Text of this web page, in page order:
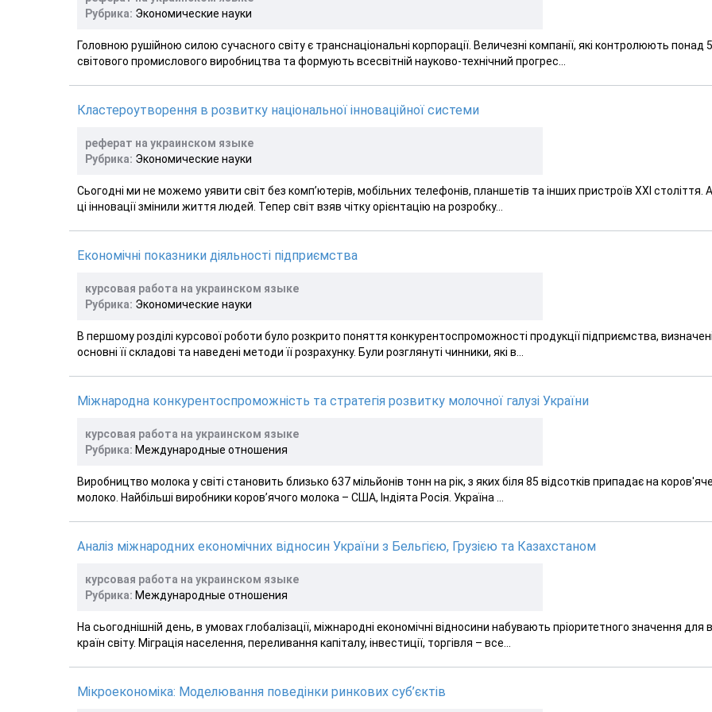
Рубрика: Экономические науки
Головною рушійною силою сучасного світу є транснаціональні корпорації. Величезні компанії, які контролюють понад
світового промислового виробництва та формують всесвітній науково-технічний прогрес...
Кластероутворення в розвитку національної інноваційної системи
реферат на украинском языке
Рубрика: Экономические науки
Сьогодні ми не можемо уявити світ без комп’ютерів, мобільних телефонів, планшетів та інших пристроїв ХХІ століття.
ці інновації змінили життя людей. Тепер світ взяв чітку орієнтацію на розробку...
Економічні показники діяльності підприємства
курсовая работа на украинском языке
Рубрика: Экономические науки
В першому розділі курсової роботи було розкрито поняття конкурентоспроможності продукції підприємства, визначені
основні її складові та наведені методи її розрахунку. Були розглянуті чинники, які в...
Міжнародна конкурентоспроможність та стратегія розвитку молочної галузі України
курсовая работа на украинском языке
Рубрика: Международные отношения
Виробництво молока у світі становить близько 637 мільйонів тонн на рік, з яких біля 85 відсотків припадає на коров'яче
молоко. Найбільші виробники коров’ячого молока – США, Індіята Росія. Україна ...
Аналіз міжнародних економічних відносин України з Бельгією, Грузією та Казахстаном
курсовая работа на украинском языке
Рубрика: Международные отношения
На сьогоднішній день, в умовах глобалізації, міжнародні економічні відносини набувають пріоритетного значення для
країн світу. Міграція населення, переливання капіталу, інвестиції, торгівля – все...
Мікроекономіка: Моделювання поведінки ринкових суб’єктів